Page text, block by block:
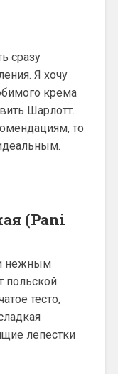
сразу
Я хочу
крема
Шарлотт.
то
(Pani
нежным
польской
тесто,
лепестки